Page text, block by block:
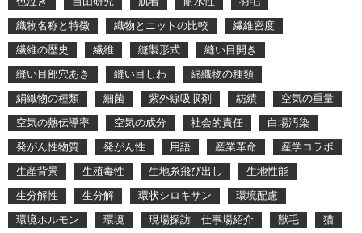
織物名称と特徴
織物とニットの比較
繊維密度
繊維の歴史
繊維 縫製形式
縫い目開き
縫い目部穴あき
縫い目しわ
綿織物の種類
絹織物の種類
細菌 紫外線吸収剤 紡績
空気の重量
空気の熱伝導率
空気の成分 社会的責任
白場汚染
発がん性物質
発がん性 用語 産業革命
産学コラボ
生産背景
生殖毒性 生地糸飛び出し
生地性能
生分解性
生分解 環状シロキサン
環境配慮
環境ホルモン
環境 現場探訪 仕事場紹介 獣毛
猫